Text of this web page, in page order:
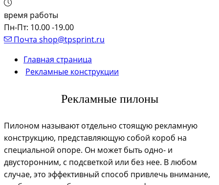
время работы
Пн-Пт: 10.00 -19.00
Почта shop@tpsprint.ru
Главная страница
Рекламные конструкции
Рекламные пилоны
Пилоном называют отдельно стоящую рекламную
конструкцию, представляющую собой короб на
специальной опоре. Он может быть одно- и
двусторонним, с подсветкой или без нее. В любом
случае, это эффективный способ привлечь внимание,